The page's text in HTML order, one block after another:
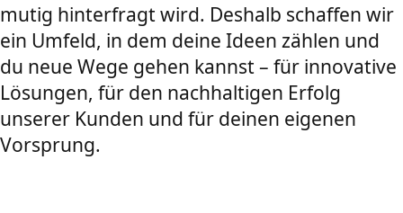
mutig hinterfragt wird. Deshalb schaffen wir
ein Umfeld, in dem deine Ideen zählen und
du neue Wege gehen kannst – für innovative
Lösungen, für den nachhaltigen Erfolg
unserer Kunden und für deinen eigenen
Vorsprung.